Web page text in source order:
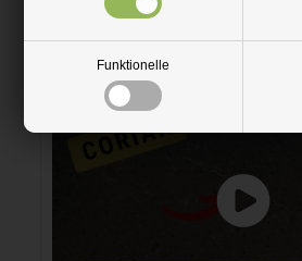
Funktionelle
Se video om hvordan du